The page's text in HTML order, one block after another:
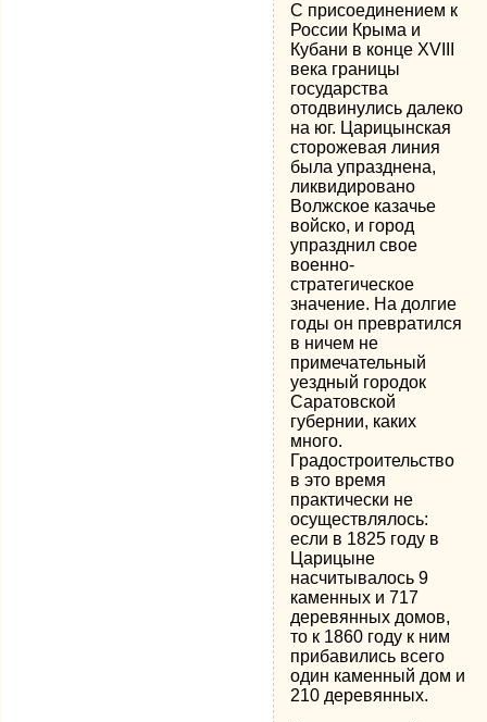
С присоединением к
России Крыма и
Кубани в конце XVIII
века границы
государства
отодвинулись далеко
на юг. Царицынская
сторожевая линия
была упразднена,
ликвидировано
Волжское казачье
войско, и город
упразднил свое
военно-
стратегическое
значение. На долгие
годы он превратился
в ничем не
примечательный
уездный городок
Саратовской
губернии, каких
много.
Градостроительство
в это время
практически не
осуществлялось:
если в 1825 году в
Царицыне
насчитывалось 9
каменных и 717
деревянных домов,
то к 1860 году к ним
прибавились всего
один каменный дом и
210 деревянных.